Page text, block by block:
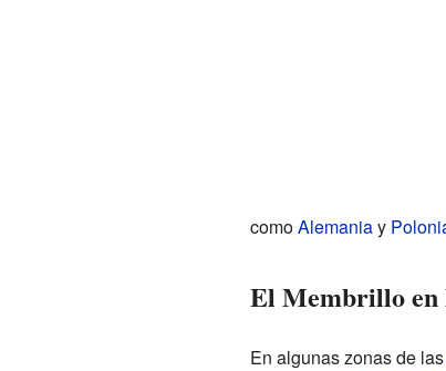
comoAlemaniay
El Membrillo en
En algunas zonas de las